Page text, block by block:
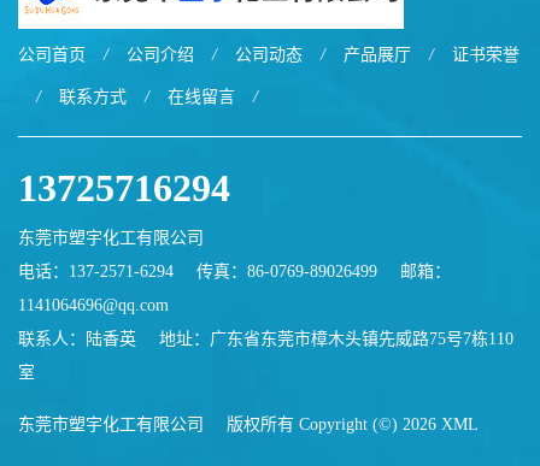
公司首页 / 公司介绍 / 公司动态 / 产品展厅 / 证书荣誉
/ 联系方式 / 在线留言 /
13725716294
东莞市塑宇化工有限公司
电话：137-2571-6294
传真：86-0769-89026499
邮箱：
1141064696@qq.com
联系人：陆香英
地址：广东省东莞市樟木头镇先威路75号7栋110
室
东莞市塑宇化工有限公司 版权所有 Copyright (©) 2026 XML